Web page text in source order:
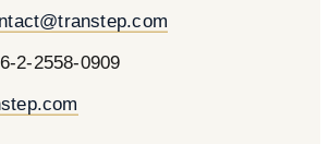
2-2558-0909